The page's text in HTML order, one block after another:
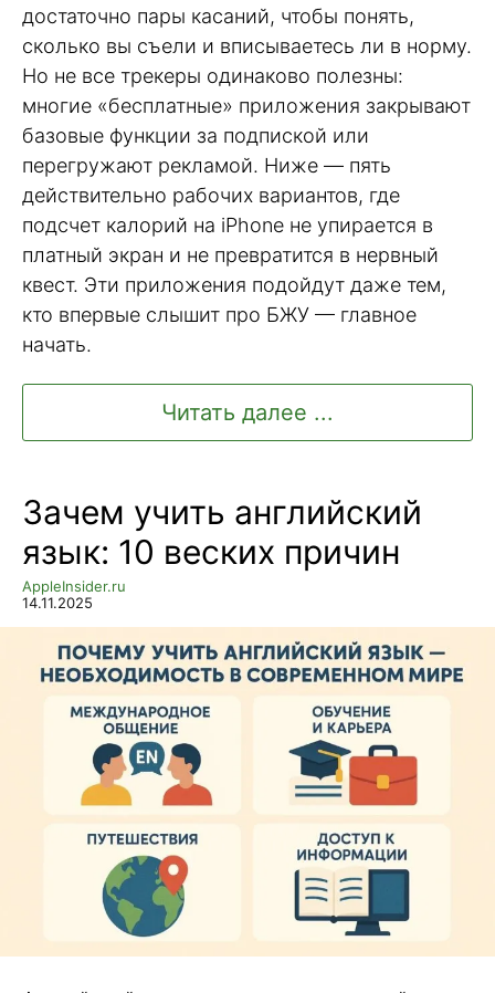
достаточно пары касаний, чтобы понять,
сколько вы съели и вписываетесь ли в норму.
Но не все трекеры одинаково полезны:
многие «бесплатные» приложения закрывают
базовые функции за подпиской или
перегружают рекламой. Ниже — пять
действительно рабочих вариантов, где
подсчет калорий на iPhone не упирается в
платный экран и не превратится в нервный
квест. Эти приложения подойдут даже тем,
кто впервые слышит про БЖУ — главное
начать.
Читать далее ...
Зачем учить английский
язык: 10 веских причин
AppleInsider.ru
14.11.2025